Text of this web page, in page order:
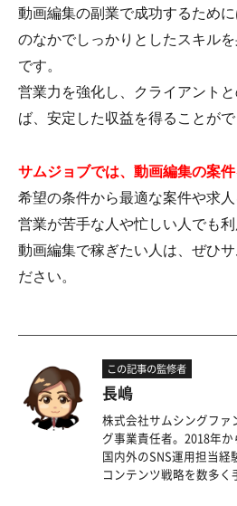
動画編集の副業で成功するため
のなかでしっかりとしたスキル
です。
営業力を強化し、クライアント
ば、安定した収益を得ることがで
サムジョブでは、動画編集の案
希望の条件から最適な案件や求人
営業が苦手な人や忙しい人でも利
動画編集で稼ぎたい人は、ぜひ
ださい。
この記事の監修者
長嶋
株式会社サムシングファ
グ事業責任者。2018年か
国内外のSNS運用担当経
コンテンツ戦略を数多く